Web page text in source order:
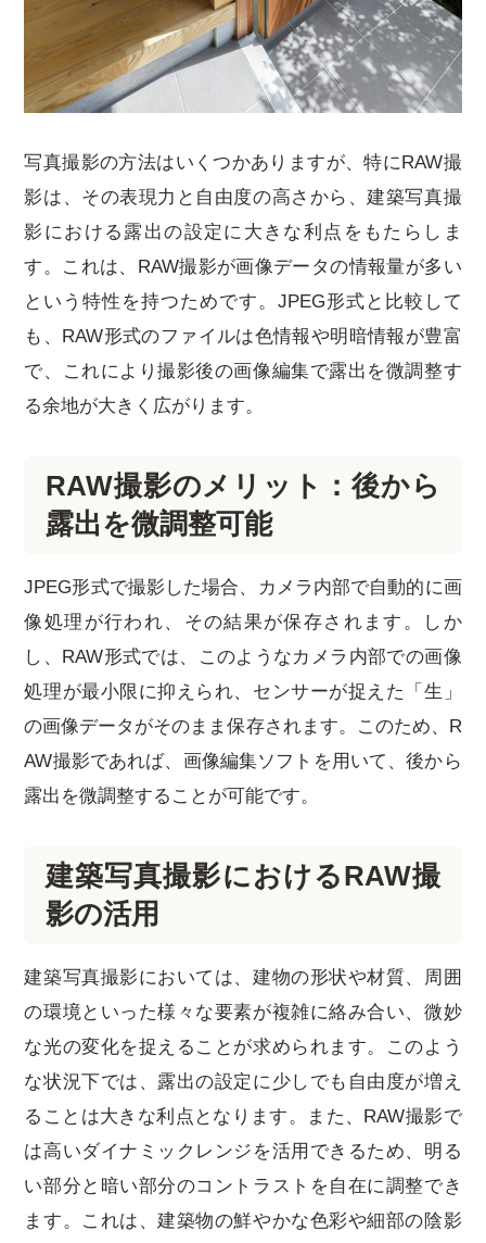
写真撮影の方法はいくつかありますが、特にRAW撮
影は、その表現力と自由度の高さから、建築写真撮
影における露出の設定に大きな利点をもたらしま
す。これは、RAW撮影が画像データの情報量が多い
という特性を持つためです。JPEG形式と比較して
も、RAW形式のファイルは色情報や明暗情報が豊富
で、これにより撮影後の画像編集で露出を微調整す
る余地が大きく広がります。
RAW撮影のメリット：後から
露出を微調整可能
JPEG形式で撮影した場合、カメラ内部で自動的に画
像処理が行われ、その結果が保存されます。しか
し、RAW形式では、このようなカメラ内部での画像
処理が最小限に抑えられ、センサーが捉えた「生」
の画像データがそのまま保存されます。このため、R
AW撮影であれば、画像編集ソフトを用いて、後から
露出を微調整することが可能です。
建築写真撮影におけるRAW撮
影の活用
建築写真撮影においては、建物の形状や材質、周囲
の環境といった様々な要素が複雑に絡み合い、微妙
な光の変化を捉えることが求められます。このよう
な状況下では、露出の設定に少しでも自由度が増え
ることは大きな利点となります。また、RAW撮影で
は高いダイナミックレンジを活用できるため、明る
い部分と暗い部分のコントラストを自在に調整でき
ます。これは、建築物の鮮やかな色彩や細部の陰影